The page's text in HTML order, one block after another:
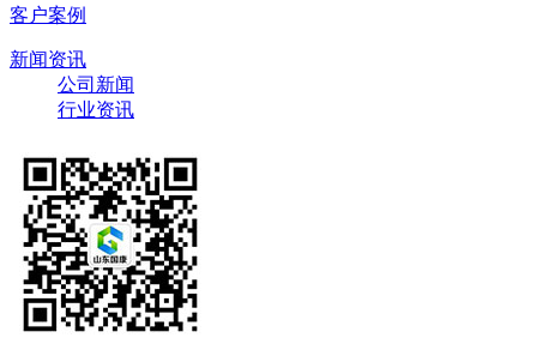
客户案例
新闻资讯
公司新闻
行业资讯